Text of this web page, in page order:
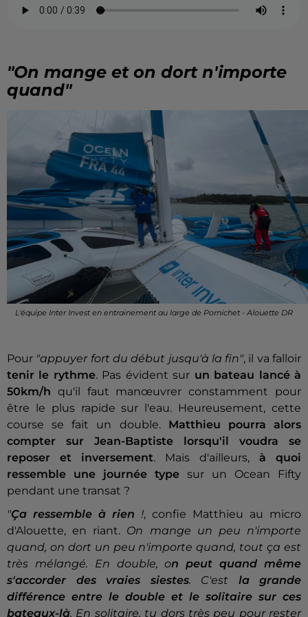
"On mange et on dort n'importe
quand"
L'équipe Inter Invest en entrainement au large de Pornichet - Alouette DR
Pour "appuyer fort du début jusqu'à la fin", il va falloir
tenir le rythme. Pas évident sur un bateau lancé à
50km/h qu'il faut manœuvrer constamment pour
être le plus rapide sur l'eau. Heureusement, cette
course se fait un double. Matthieu pourra alors
compter sur Jean-Baptiste lorsqu'il voudra se
reposer et inversement. Mais d'ailleurs, à quoi
ressemble une journée type sur un Ocean Fifty
pendant une transat ?
"Ça ressemble à rien !, confie Matthieu au micro
d'Alouette, en riant. On mange un peu n'importe
quand, on dort un peu n'importe quand, tout ça est
très mélangé. En double, on peut quand même
s'accorder des vraies siestes. C'est la grande
différence entre le double et le solitaire sur ces
bateaux-là. En solitaire, tu dors très peu pour rester